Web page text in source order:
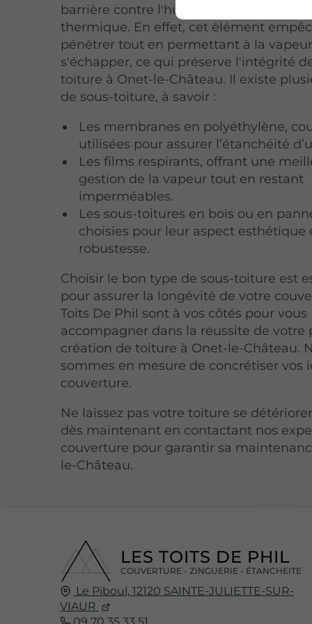
barrière contre l'humidité et protège
thermique. En effet, cet élément
pénétrer tout en permettant à la
s'échapper, ce qui préserve l'intégrité
toiture à Onet-le-Château. Il existe
de sous-toiture, à savoir :
Les membranes en polyéthylène,
utilisées pour assurer l’étanchéité
Les films respirants, offrant une
gestion de la vapeur tout en restant
imperméables.
Les sous-toitures en bois ou en
choisies pour leur aspect esthétique
robustesse.
Choisir le bon type de sous-toiture est
pour assurer la longévité de votre
Toits De Phil sont à vos côtés pour vous
accompagner dans la réussite de votre
création de toiture à Onet-le-Château.
sommes en mesure de concrétiser vos
couverture.
Ne laissez pas votre toiture se
dès maintenant en contactant nos
couverture pour garantir sa
le-Château.
LES TOITS DE PHIL
COUVERTURE - ZINGUERIE - ÉTANCHEITE
Le Piboul, 12120 SAINTE-JULIETTE-SUR-
VIAUR